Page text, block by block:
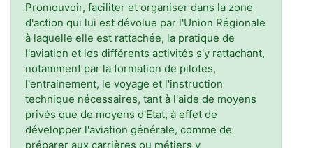
Promouvoir, faciliter et organiser dans la zone
d'action qui lui est dévolue par l'Union Régionale
à laquelle elle est rattachée, la pratique de
l'aviation et les différents activités s'y rattachant,
notamment par la formation de pilotes,
l'entrainement, le voyage et l'instruction
technique nécessaires, tant à l'aide de moyens
privés que de moyens d'Etat, à effet de
développer l'aviation générale, comme de
préparer aux carrières ou métiers y